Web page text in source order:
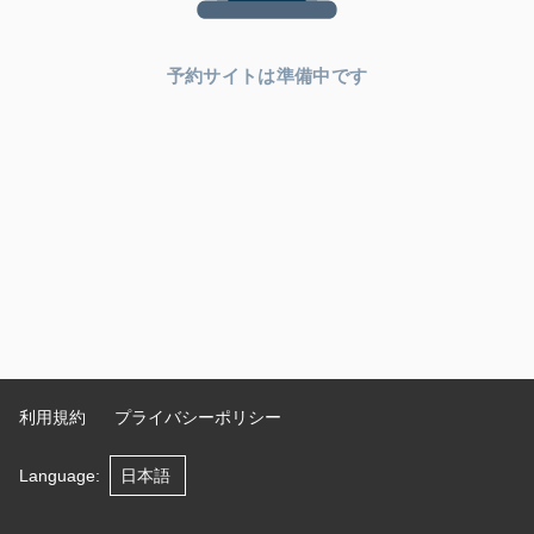
予約サイトは準備中です
利用規約 プライバシーポリシー
Language: